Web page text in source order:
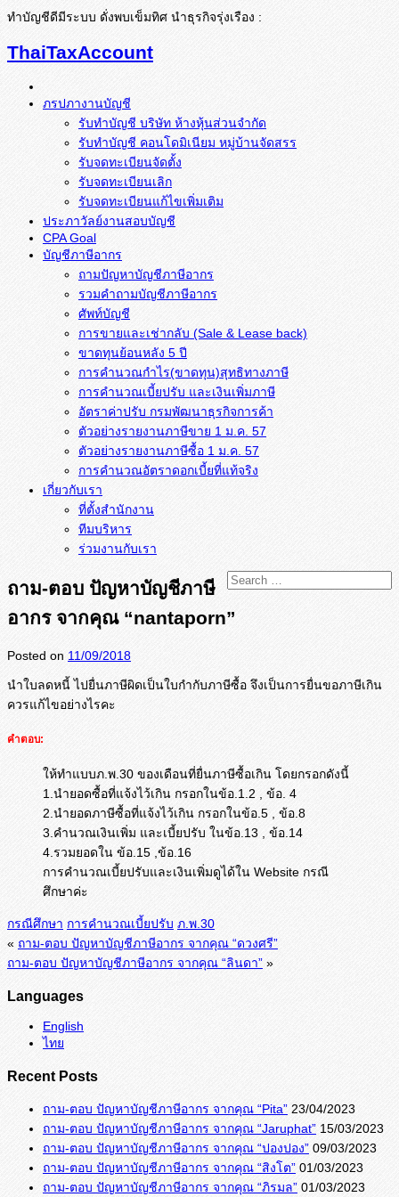
ทำบัญชีดีมีระบบ ดั่งพบเข็มทิศ นำธุรกิจรุ่งเรือง :
ThaiTaxAccount
ภรปภางานบัญชี
รับทำบัญชี บริษัท ห้างหุ้นส่วนจำกัด
รับทำบัญชี คอนโดมิเนียม หมู่บ้านจัดสรร
รับจดทะเบียนจัดตั้ง
รับจดทะเบียนเลิก
รับจดทะเบียนแก้ไขเพิ่มเติม
ประภาวัลย์งานสอบบัญชี
CPA Goal
บัญชีภาษีอากร
ถามปัญหาบัญชีภาษีอากร
รวมคำถามบัญชีภาษีอากร
ศัพท์บัญชี
การขายและเช่ากลับ (Sale & Lease back)
ขาดทุนย้อนหลัง 5 ปี
การคำนวณกำไร(ขาดทุน)สุทธิทางภาษี
การคำนวณเบี้ยปรับ และเงินเพิ่มภาษี
อัตราค่าปรับ กรมพัฒนาธุรกิจการค้า
ตัวอย่างรายงานภาษีขาย 1 ม.ค. 57
การคำนวณอัตราดอกเบี้ยที่แท้จริง
เกี่ยวกับเรา
ที่ตั้งสำนักงาน
ทีมบริหาร
ร่วมงานกับเรา
ถาม-ตอบ ปัญหาบัญชีภาษี
อากร จากคุณ “nantaporn”
Posted on 11/09/2018
นำใบลดหนี้ ไปยื่นภาษีผิดเป็นใบกำกับภาษีซื้อ จึงเป็นการยื่นขอภาษีเกิน
ควรแก้ไขอย่างไรคะ
คำตอบ:
ให้ทำแบบภ.พ.30 ของเดือนที่ยื่นภาษีซื้อเกิน โดยกรอกดังนี้
1.นำยอดซื้อที่แจ้งไว้เกิน กรอกในข้อ.1.2 , ข้อ. 4
2.นำยอดภาษีซื้อที่แจ้งไว้เกิน กรอกในข้อ.5 , ข้อ.8
3.คำนวณเงินเพิ่ม และเบี้ยปรับ ในข้อ.13 , ข้อ.14
4.รวมยอดใน ข้อ.15 ,ข้อ.16
การคำนวณเบี้ยปรับและเงินเพิ่มดูได้ใน Website กรณี
ศึกษาค่ะ
กรณีศึกษา การคำนวณเบี้ยปรับ ภ.พ.30
« ถาม-ตอบ ปัญหาบัญชีภาษีอากร จากคุณ “ดวงศรี”
ถาม-ตอบ ปัญหาบัญชีภาษีอากร จากคุณ “ลินดา” »
Languages
English
ไทย
Recent Posts
ถาม-ตอบ ปัญหาบัญชีภาษีอากร จากคุณ “Pita” 23/04/2023
ถาม-ตอบ ปัญหาบัญชีภาษีอากร จากคุณ “Jaruphat” 15/03/2023
ถาม-ตอบ ปัญหาบัญชีภาษีอากร จากคุณ “ปองปอง” 09/03/2023
ถาม-ตอบ ปัญหาบัญชีภาษีอากร จากคุณ “สิงโต” 01/03/2023
ถาม-ตอบ ปัญหาบัญชีภาษีอากร จากคุณ “ภิรมล” 01/03/2023